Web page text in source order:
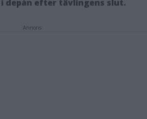
depån efter tävlingens slut.
Annons: